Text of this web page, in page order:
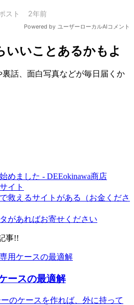
裏話、面白写真などが毎日届くか
ースの最適解
のケースを作れば、外に持って